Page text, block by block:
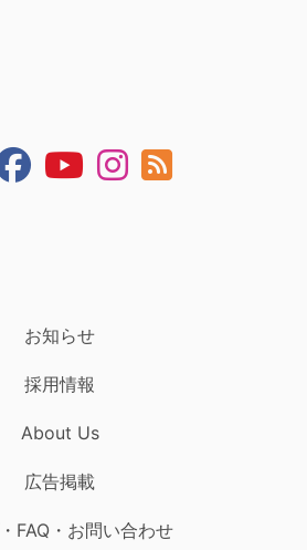
お知らせ
採用情報
About Us
広告掲載
FAQ・お問い合わせ